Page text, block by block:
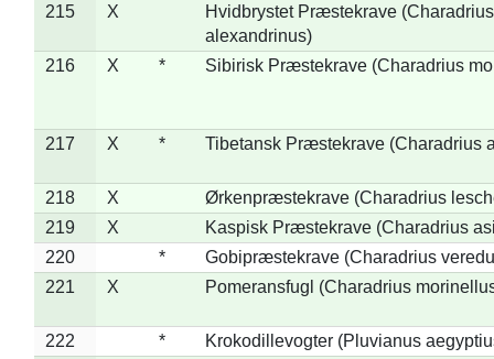
215
X
Hvidbrystet Præstekrave (Charadrius
alexandrinus)
216
X * Sibirisk Præstekrave (Charadrius
217 X * Tibetansk Præstekrave (Charadrius
218 X
Ørkenpræstekrave (Charadrius
219
X
Kaspisk Præstekrave (Charadrius
220
*
Gobipræstekrave (Charadrius
221
X Pomeransfugl (Charadrius
222 *
Krokodillevogter (Pluvianus